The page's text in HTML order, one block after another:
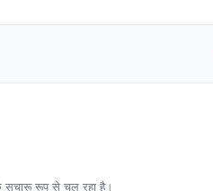
सुचारू रूप से चल रहा है।